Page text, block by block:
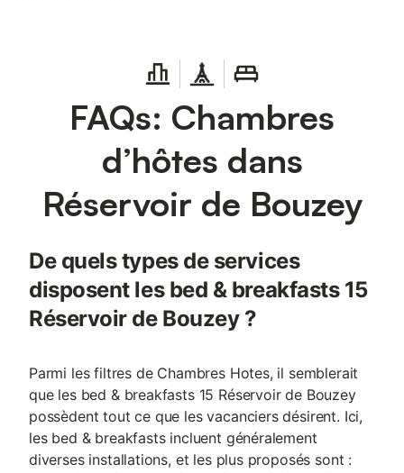
FAQs: Chambres
d’hôtes dans
Réservoir de Bouzey
De quels types de services
disposent les bed & breakfasts 15
Réservoir de Bouzey ?
Parmi les filtres de Chambres Hotes, il semblerait
que les bed & breakfasts 15 Réservoir de Bouzey
possèdent tout ce que les vacanciers désirent. Ici,
les bed & breakfasts incluent généralement
diverses installations, et les plus proposés sont :